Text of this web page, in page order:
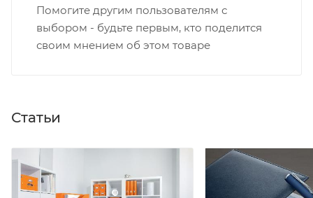
Помогите другим пользователям с
выбором - будьте первым, кто поделится
своим мнением об этом товаре
Статьи